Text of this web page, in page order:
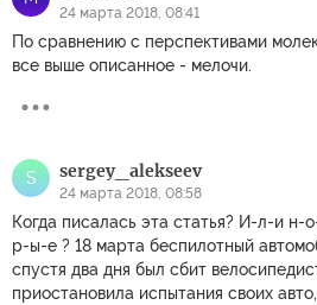
24 марта 2018, 08:41
По сравнению с перспективами
все выше описанное - мелочи.
S sergey_alekseev
24 марта 2018, 08:58
Когда писалась эта статья? И-л-и
р-ы-е ? 18 марта беспилотный
спустя два дня был сбит
приостановила испытания своих